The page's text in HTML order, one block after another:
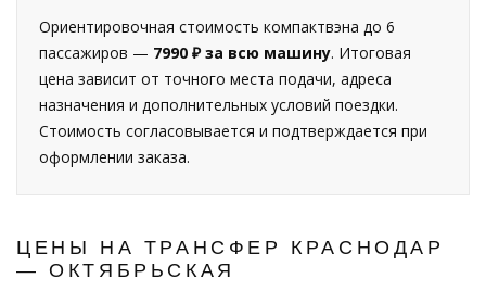
Ориентировочная стоимость компактвэна до 6
пассажиров — 7990 ₽ за всю машину. Итоговая
цена зависит от точного места подачи, адреса
назначения и дополнительных условий поездки.
Стоимость согласовывается и подтверждается при
оформлении заказа.
ЦЕНЫ НА ТРАНСФЕР КРАСНОДАР
— ОКТЯБРЬСКАЯ